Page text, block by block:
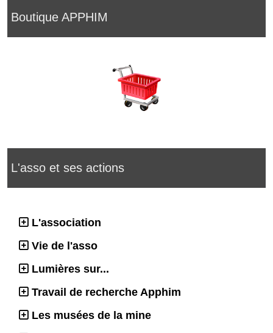
Boutique APPHIM
L'asso et ses actions
L'association
Vie de l'asso
Lumières sur...
Travail de recherche Apphim
Les musées de la mine